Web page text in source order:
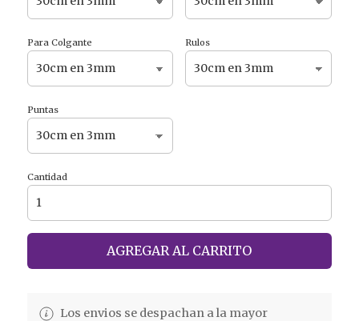
Para Colgante Rulos
Puntas
Cantidad
AGREGAR AL CARRITO
Los envios se despachan a la mayor